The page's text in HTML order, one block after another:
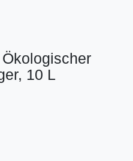
10 L